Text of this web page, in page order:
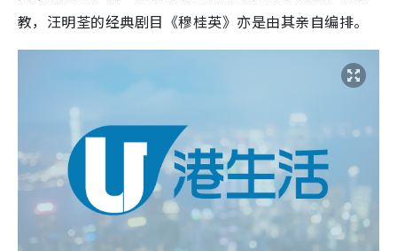
教，汪明荃的经典剧目《穆桂英》亦是由其亲自编排。